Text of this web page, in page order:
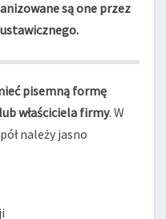
są one przez
pisemną formę
właściciela firmy. W
należy jasno